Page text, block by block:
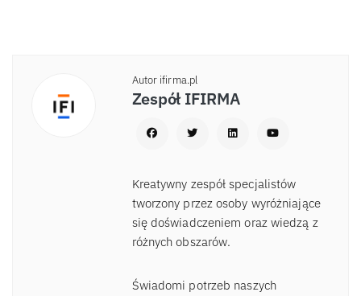
Autor ifirma.pl
Zespół IFIRMA
Kreatywny zespół specjalistów
tworzony przez osoby wyróżniające
się doświadczeniem oraz wiedzą z
różnych obszarów.
Świadomi potrzeb naszych